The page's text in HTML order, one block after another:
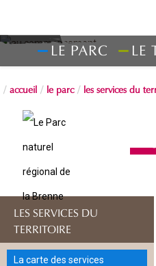
LE PARC LE
accueil le parc les services du
LES SERVICES DU
TERRITOIRE
La carte des services